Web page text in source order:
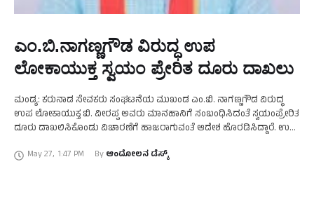
ಎಂ.ಬಿ.ನಾಗಣ್ಣಗೌಡ ವಿರುದ್ಧ ಉಪ
ಲೋಕಾಯುಕ್ತ ಸ್ವಯಂ ಪ್ರೇರಿತ ದೂರು ದಾಖಲು
ಮಂಡ್ಯ: ಕರುನಾಡ ಸೇವಕರು ಸಂಘಟನೆಯ ಮುಖಂಡ ಎಂ.ಬಿ. ನಾಗಣ್ಣಗೌಡ ವಿರುದ್ಧ
ಉಪ ಲೋಕಾಯುಕ್ತ ಬಿ. ವೀರಪ್ಪ ಅವರು ಮಾನಹಾನಿಗೆ ಸಂಬಂಧಿಸಿದಂತೆ ಸ್ವಯಂಪ್ರೇರಿತ
ದೂರು ದಾಖಲಿಸಿಕೊಂಡು ವಿಚಾರಣೆಗೆ ಹಾಜರಾಗುವಂತೆ ಆದೇಶ ಹೊರಡಿಸಿದ್ದಾರೆ. ಉಪ
May 27, 1:47 PM By ಆಂದೋಲನ ಡೆಸ್ಕ್